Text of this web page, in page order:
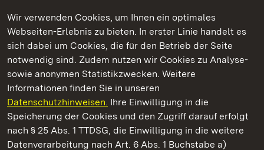
Wir verwenden Cookies, um Ihnen ein optimales
Webseiten-Erlebnis zu bieten. In erster Linie handelt es
sich dabei um Cookies, die für den Betrieb der Seite
notwendig sind. Zudem nutzen wir Cookies zu Analyse-
sowie anonymen Statistikzwecken. Weitere
Informationen finden Sie in unseren
Datenschutzhinweisen. Ihre Einwilligung in die
Speicherung der Cookies und den Zugriff darauf erfolgt
nach § 25 Abs. 1 TTDSG, die Einwilligung in die weitere
Datenverarbeitung nach Art. 6 Abs. 1 Buchstabe a)
Kommen. Staunen. Genießen.
Barockschloss Mannheim
Staatliche Schlösser und Gärten Baden-Württemberg